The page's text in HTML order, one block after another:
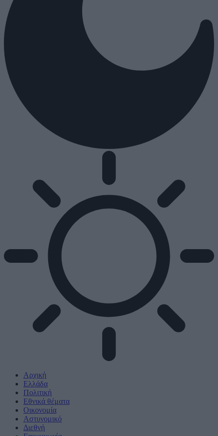
Αρχική
Ελλάδα
Πολιτική
Εθνικά θέματα
Οικονομία
Αστυνομικό
Διεθνή